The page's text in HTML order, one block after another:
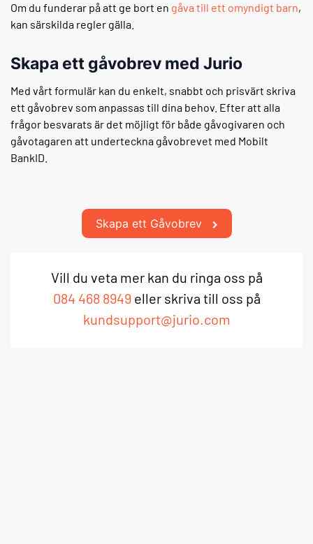
Om du funderar på att ge bort en gåva till ett omyndigt barn,
kan särskilda regler gälla.
Skapa ett gåvobrev med Jurio
Med vårt formulär kan du enkelt, snabbt och prisvärt skriva
ett gåvobrev som anpassas till dina behov. Efter att alla
frågor besvarats är det möjligt för både gåvogivaren och
gåvotagaren att underteckna gåvobrevet med Mobilt
BankID.
Skapa ett Gåvobrev
Vill du veta mer kan du ringa oss på
084 468 8949eller skriva till oss på
kundsupport@jurio.com